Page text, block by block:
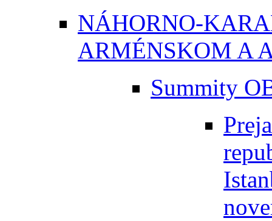
NÁHORNO-
ARMÉNSKOM A
Summity